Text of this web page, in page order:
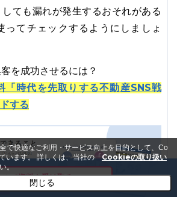
ても漏れが発生するおそれがある
ってチェックするようにしましょ
を成功させるには？
「時代を先取りする不動産SNS戦
する
ルで資料を受け取る
で快適なご利用・サービス向上を目的として、Co
います。詳しくは、当社の「Cookieの取り扱い
。
閉じる